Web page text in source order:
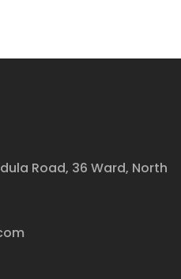
Road, 36 Ward, North